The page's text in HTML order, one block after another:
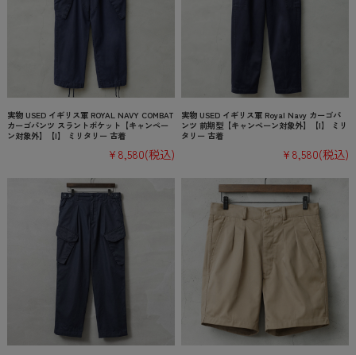
実物 USED イギリス軍 ROYAL NAVY COMBAT
カーゴパンツ スラントポケット【キャンペー
ン対象外】【I】 ミリタリー 古着
¥8,580(税込)
実物 USED イギリス軍 Royal Navy カーゴパ
ンツ 前期型【キャンペーン対象外】【I】 ミリ
タリー 古着
¥8,580(税込)